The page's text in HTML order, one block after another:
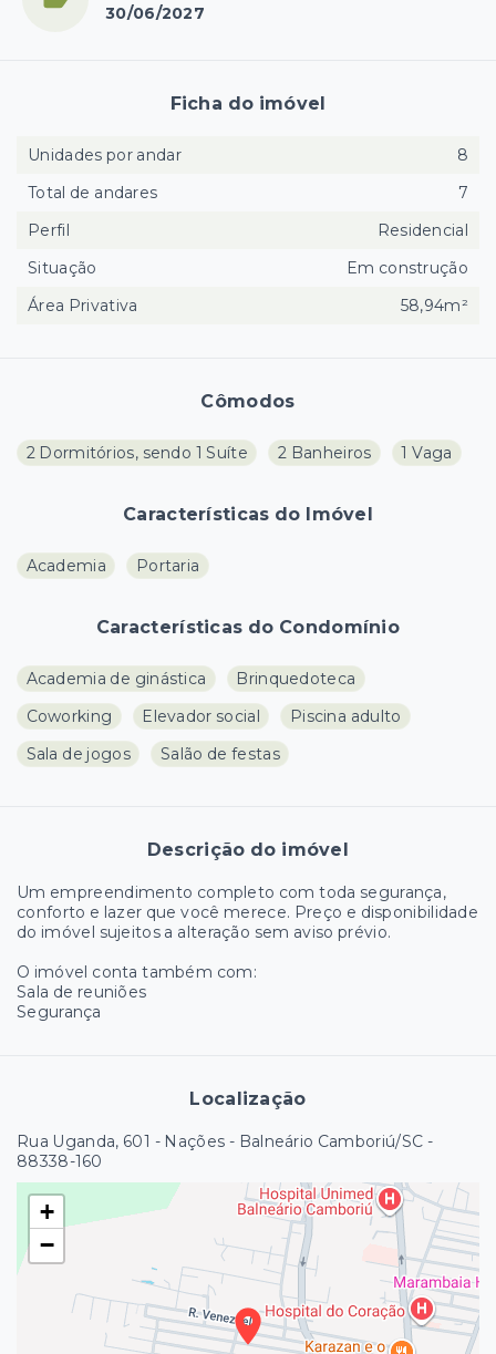
30/06/2027
Cômodos
2 Dormitórios, sendo 1 Suíte 2 Banheiros 1 Vaga
Características do Imóvel
Academia Portaria
Características do Condomínio
Academia de ginástica
Brinquedoteca
Coworking
Elevador social
Piscina adulto
Sala de jogos
Salão de festas
Descrição do imóvel
Um empreendimento completo com toda segurança,
conforto e lazer que você merece. Preço e disponibilidade
do imóvel sujeitos a alteração sem aviso prévio.
O imóvel conta também com:
Sala de reuniões
Segurança
Localização
Rua Uganda, 601 - Nações - Balneário Camboriú/SC -
88338-160
+
−
Ficha do imóvel
Unidades por andar
8
Total de andares
7
Perfil
Residencial
Situação
Em construção
Área Privativa
58,94m²